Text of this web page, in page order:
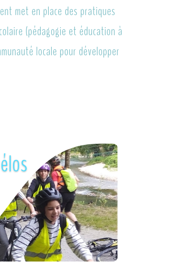
met en place des pratiques
(pédagogie et éducation à
locale pour développer